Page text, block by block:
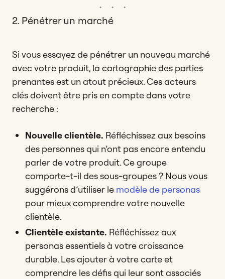
2. Pénétrer un marché
Si vous essayez de pénétrer un nouveau marché
avec votre produit, la cartographie des parties
prenantes est un atout précieux. Ces acteurs
clés doivent être pris en compte dans votre
recherche :
Nouvelle clientèle. Réfléchissez aux besoins
des personnes qui n’ont pas encore entendu
parler de votre produit. Ce groupe
comporte-t-il des sous-groupes ? Nous vous
suggérons d’utiliser le modèle de personas
pour mieux comprendre votre nouvelle
clientèle.
Clientèle existante. Réfléchissez aux
personas essentiels à votre croissance
durable. Les ajouter à votre carte et
comprendre les défis qui leur sont associés